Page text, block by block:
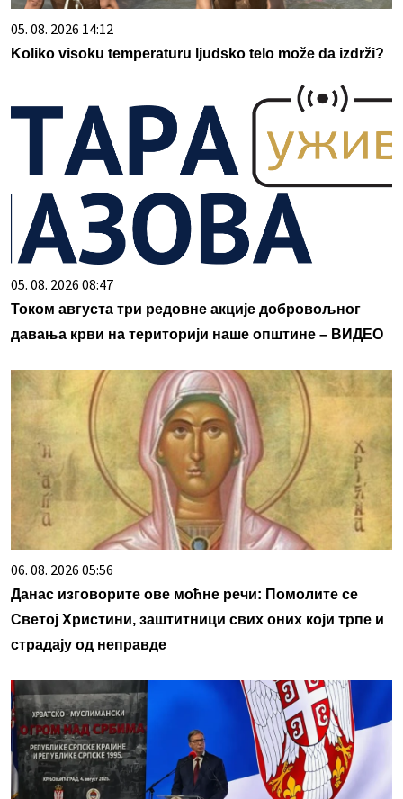
05. 08. 2026 14:12
Koliko visoku temperaturu ljudsko telo može da izdrži?
05. 08. 2026 08:47
Током августа три редовне акције добровољног
давања крви на територији наше општине – ВИДЕО
06. 08. 2026 05:56
Данас изговорите ове моћне речи: Помолите се
Светој Христини, заштитници свих оних који трпе и
страдају од неправде